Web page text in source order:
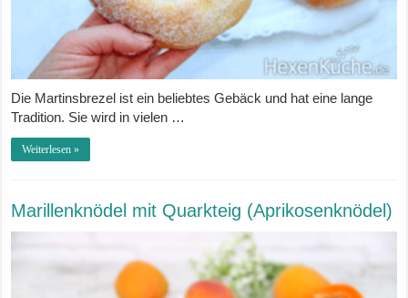
Die Martinsbrezel ist ein beliebtes Gebäck und hat eine lange
Tradition. Sie wird in vielen …
Weiterlesen »
Marillenknödel mit Quarkteig (Aprikosenknödel)